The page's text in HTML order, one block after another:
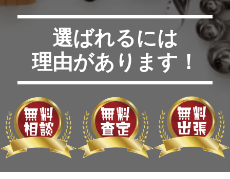
選ばれるには
理由があります！